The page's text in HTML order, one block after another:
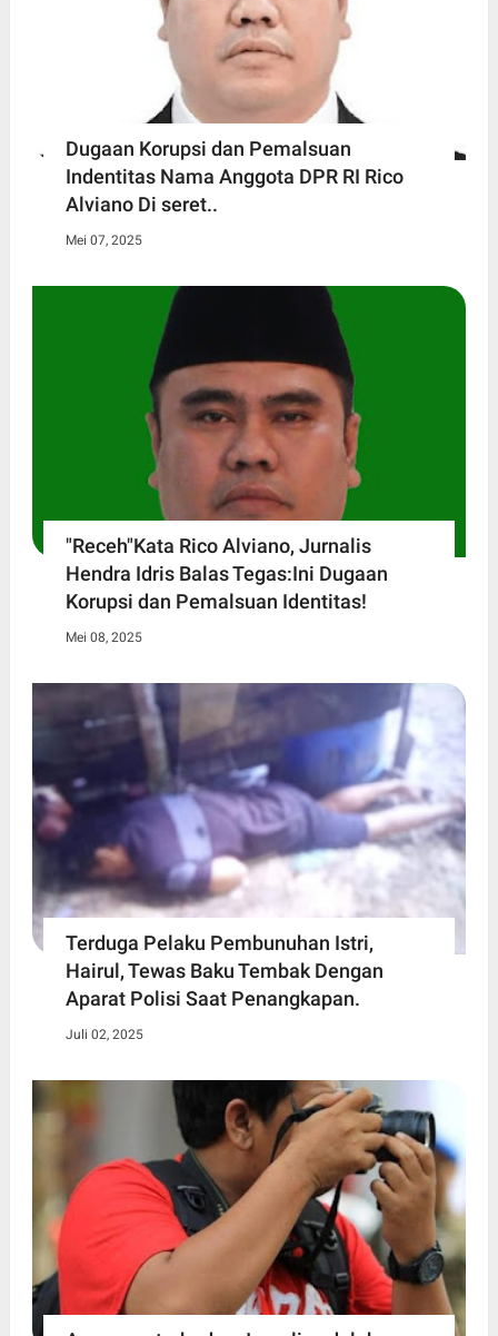
Dugaan Korupsi dan Pemalsuan
Indentitas Nama Anggota DPR RI Rico
Alviano Di seret..
Mei 07, 2025
"Receh"Kata Rico Alviano, Jurnalis
Hendra Idris Balas Tegas:Ini Dugaan
Korupsi dan Pemalsuan Identitas!
Mei 08, 2025
Terduga Pelaku Pembunuhan Istri,
Hairul, Tewas Baku Tembak Dengan
Aparat Polisi Saat Penangkapan.
Juli 02, 2025